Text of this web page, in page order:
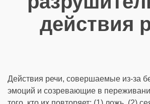
действия
Действия речи, совершаемые из-за
эмоций и созревающие в